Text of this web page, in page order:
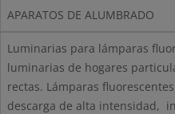
APARATOS DE ALUMBRADO
Luminarias para lámparas
luminarias de hogares
rectas. Lámparas
descarga de alta intensidad,